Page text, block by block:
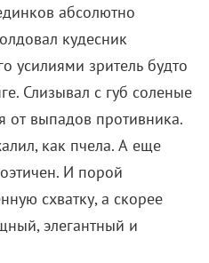
абсолютно
кудесник
усилиями зритель будто
Слизывал с губ соленые
от выпадов противника.
как пчела. А еще
И порой
схватку, а скорее
элегантный и